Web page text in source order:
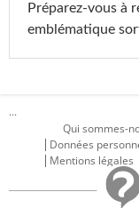
Préparez-vous à
emblématique
...
Qui sommes-
Données
Mentions légales